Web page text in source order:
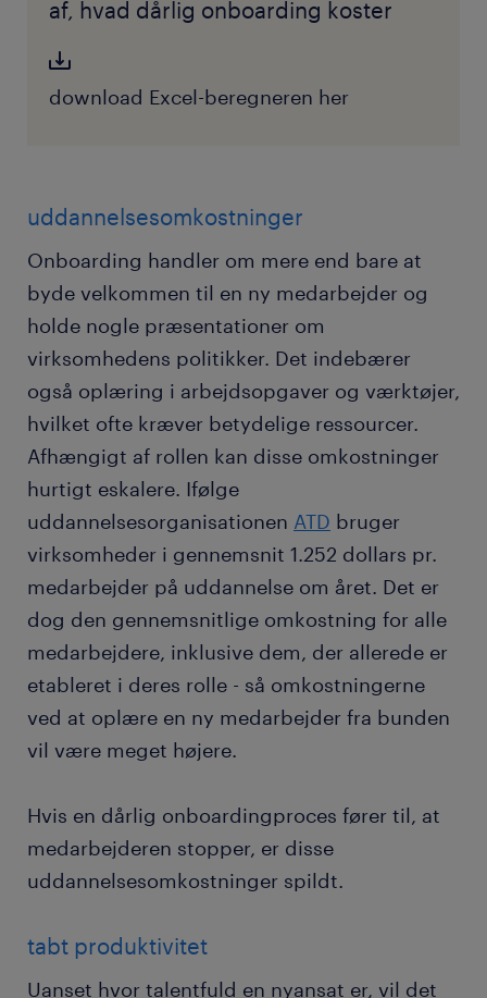
af, hvad dårlig onboarding koster
download Excel-beregneren her
uddannelsesomkostninger
Onboarding handler om mere end bare at
byde velkommen til en ny medarbejder og
holde nogle præsentationer om
virksomhedens politikker. Det indebærer
også oplæring i arbejdsopgaver og værktøjer,
hvilket ofte kræver betydelige ressourcer.
Afhængigt af rollen kan disse omkostninger
hurtigt eskalere. Ifølge
uddannelsesorganisationen ATD bruger
virksomheder i gennemsnit 1.252 dollars pr.
medarbejder på uddannelse om året. Det er
dog den gennemsnitlige omkostning for alle
medarbejdere, inklusive dem, der allerede er
etableret i deres rolle - så omkostningerne
ved at oplære en ny medarbejder fra bunden
vil være meget højere.
Hvis en dårlig onboardingproces fører til, at
medarbejderen stopper, er disse
uddannelsesomkostninger spildt.
tabt produktivitet
Uanset hvor talentfuld en nyansat er, vil det